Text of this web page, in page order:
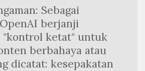
Sebagai
berjanji
"kontrol ketat" untuk
berbahaya atau
dicatat: kesepakatan